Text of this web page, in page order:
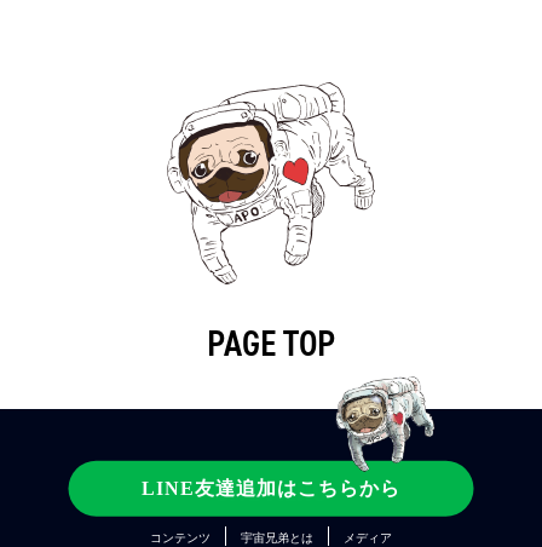
PAGE TOP
LINE友達追加はこちらから
SITE MENU
コンテンツ 宇宙兄弟とは メディア